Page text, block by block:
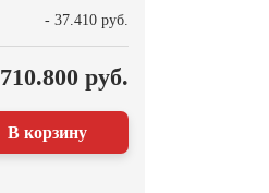
- 37.410 руб.
710.800 руб.
В корзину